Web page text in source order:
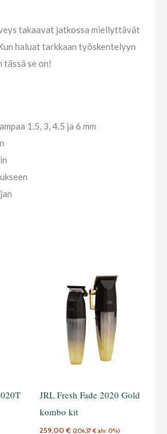
takaavat jatkossa miellyttävät
haluat tarkkaan työskentelyyn
tässä se on!
1.5, 3, 4.5 ja 6 mm
JRL Fresh Fade 2020 Gold
kombo kit
259,00€ (206,37€ alv. 0%)